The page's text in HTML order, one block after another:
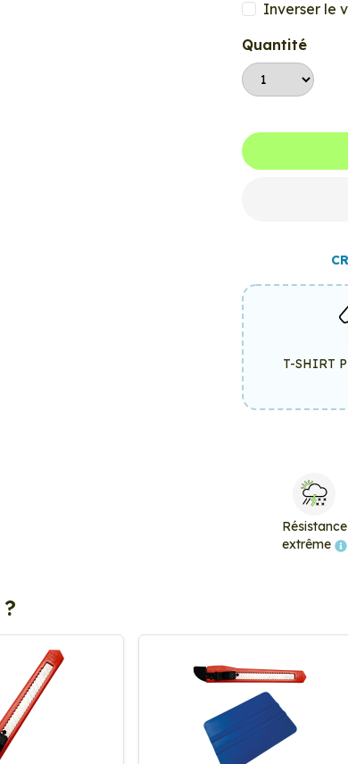
Inverser le
Quantité
T-SHIRT
Résistance
extrême